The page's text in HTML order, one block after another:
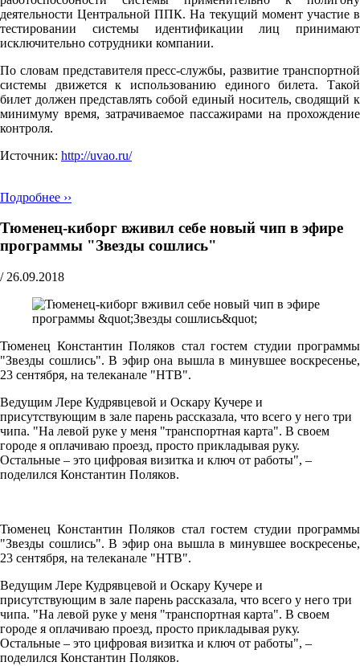
деятельности Центральной ППК. На текущий момент участие в
тестировании системы идентификации лиц принимают
исключительно сотрудники компании.
По словам представителя пресс-службы, развитие транспортной
системы движется к использованию единого билета. Такой
билет должен представлять собой единый носитель, сводящий к
минимуму время, затрачиваемое пассажирами на прохождение
контроля.
Источник: http://uvao.ru/
Подробнее ››
Тюменец-киборг вживил себе новый чип в эфире
программы "Звезды сошлись"
/ 26.09.2018
Тюменец Константин Поляков стал гостем студии программы
"Звезды сошлись". В эфир она вышла в минувшее воскресенье,
23 сентября, на телеканале "НТВ".
Ведущим Лере Кудрявцевой и Оскару Кучере и
присутствующим в зале парень рассказала, что всего у него три
чипа. "На левой руке у меня "транспортная карта". В своем
городе я оплачиваю проезд, просто прикладывая руку.
Остальные – это цифровая визитка и ключ от работы", –
поделился Константин Поляков.
Тюменец Константин Поляков стал гостем студии программы
"Звезды сошлись". В эфир она вышла в минувшее воскресенье,
23 сентября, на телеканале "НТВ".
Ведущим Лере Кудрявцевой и Оскару Кучере и
присутствующим в зале парень рассказала, что всего у него три
чипа. "На левой руке у меня "транспортная карта". В своем
городе я оплачиваю проезд, просто прикладывая руку.
Остальные – это цифровая визитка и ключ от работы", –
поделился Константин Поляков.